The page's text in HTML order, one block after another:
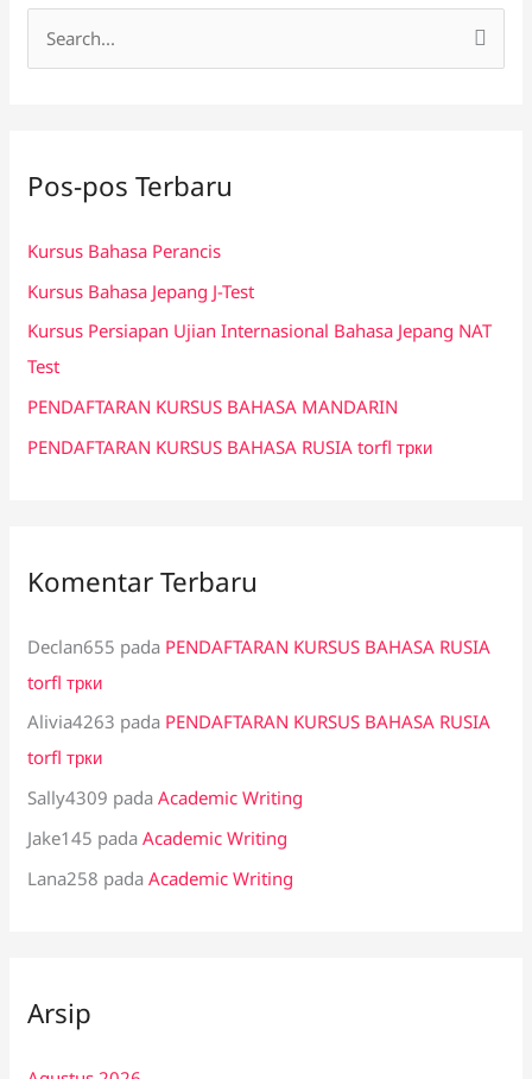
u
t
u
k
:
Pos-pos Terbaru
Kursus Bahasa Perancis
Kursus Bahasa Jepang J-Test
Kursus Persiapan Ujian Internasional Bahasa Jepang NAT
Test
PENDAFTARAN KURSUS BAHASA MANDARIN
PENDAFTARAN KURSUS BAHASA RUSIA torfl трки
Komentar Terbaru
Declan655 pada PENDAFTARAN KURSUS BAHASA RUSIA
torfl трки
Alivia4263 pada PENDAFTARAN KURSUS BAHASA RUSIA
torfl трки
Sally4309 padaAcademic Writing
Jake145 padaAcademic Writing
Lana258 padaAcademic Writing
Arsip